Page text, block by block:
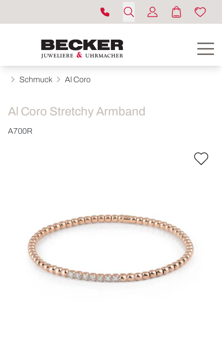
ROLEX
HOCHZEIT
Schmuck Al Coro
Al Coro Stretchy Armband
A700R